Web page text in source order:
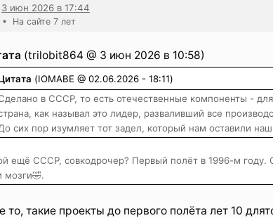
3 июн 2026 в 17:44
На сайте 7 лет
(trilobit864 @ 3 июн 2026 в 10:58)
(IOMABE @ 02.06.2026 - 18:11)
в СССР, то есть отечественные компоненты -
как называл это лидер, разваливший все
сих пор изумляет тот задел, который нам оставили
ещё СССР, совкодрочер? Первый полёт в 1996-м году.
мозги🤣.
то, такие проекты до первого полёта лет 10